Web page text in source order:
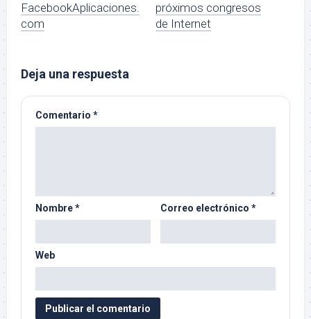
FacebookAplicaciones.
com
próximos congresos
de Internet
Deja una respuesta
Comentario *
Nombre* Correo electrónico *
Web